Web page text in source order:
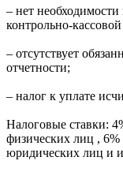
– нет
контрольно-
– отсутствует
отчетности;
– налог к уплате
Налоговые ставки:
физических лиц ,
юридических лиц и